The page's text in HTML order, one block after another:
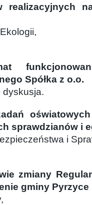
realizacyjnych
Spółka z o.o.
dyskusja.
sprawdzianów i
i
zmiany
gminy Pyrzyce